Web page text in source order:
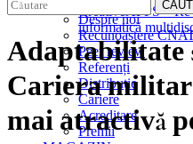
CreativeAPPS –
informatică
EDITURA
Despre noi
Recunoaștere
Peer review
Referenți
Distribuție
Cariere
Acreditare
Premii
Adaptabilitate
Cariera
mai atractivă